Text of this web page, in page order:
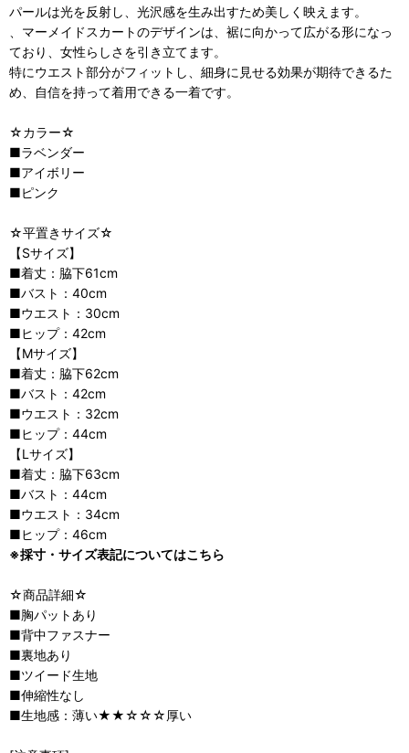
パールは光を反射し、光沢感を生み出すため美しく映えます。
、マーメイドスカートのデザインは、裾に向かって広がる形になっ
ており、女性らしさを引き立てます。
特にウエスト部分がフィットし、細身に見せる効果が期待できるた
め、自信を持って着用できる一着です。
☆カラー☆
■ラベンダー
■アイボリー
■ピンク
☆平置きサイズ☆
【Sサイズ】
■着丈：脇下61cm
■バスト：40cm
■ウエスト：30cm
■ヒップ：42cm
【Mサイズ】
■着丈：脇下62cm
■バスト：42cm
■ウエスト：32cm
■ヒップ：44cm
【Lサイズ】
■着丈：脇下63cm
■バスト：44cm
■ウエスト：34cm
■ヒップ：46cm
※採寸・サイズ表記についてはこちら
☆商品詳細☆
■胸パットあり
■背中ファスナー
■裏地あり
■ツイード生地
■伸縮性なし
■生地感：薄い★★☆☆☆厚い